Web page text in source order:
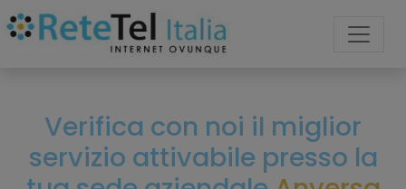
Verifica con noi il miglior
servizio attivabile presso la